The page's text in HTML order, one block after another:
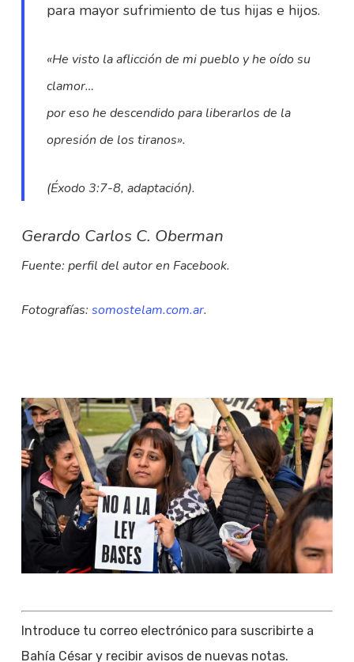
para mayor sufrimiento de tus hijas e hijos.
«He visto la aflicción de mi pueblo y he oído su
clamor…
por eso he descendido para liberarlos de la
opresión de los tiranos».
(Éxodo 3:7-8, adaptación).
Gerardo Carlos C. Oberman
Fuente: perfil del autor en Facebook.
Fotografías: somostelam.com.ar.
Introduce tu correo electrónico para suscribirte a
Bahía César y recibir avisos de nuevas notas.